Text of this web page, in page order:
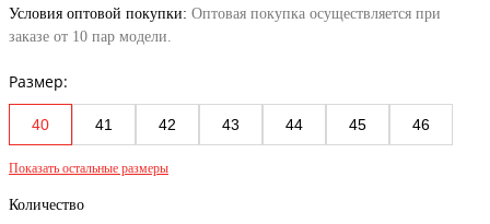
Условия оптовой покупки: Оптовая покупка осуществляется при
заказе от 10 пар модели.
Размер:
40 41 42 43 44 45 46
Показать остальные размеры
Количество